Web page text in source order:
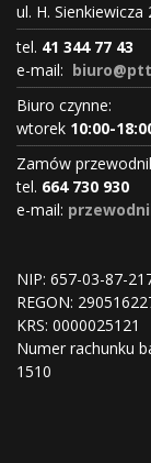
ul. H. Sienkiewicza
tel. 41 344 77 43
e-mail:
Biuro czynne:
wtorek 10:00-
Zamów
tel. 664 730 930
e-mail:
NIP: 657-03-87-
REGON:
KRS: 0000025121
Numer rachunku
1510